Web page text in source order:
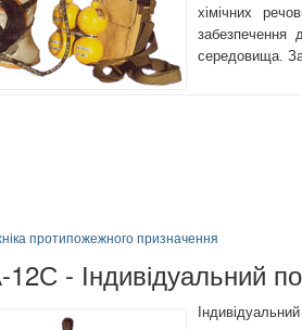
хімічних
забезпечення
середовища.
протипожежного призначення
12С - Індивідуальний